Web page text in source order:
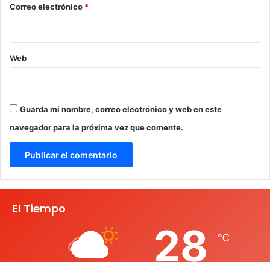
*
Correo electrónico *
Web
Guarda mi nombre, correo electrónico y web en este
navegador para la próxima vez que comente.
El Tiempo
28 ℃